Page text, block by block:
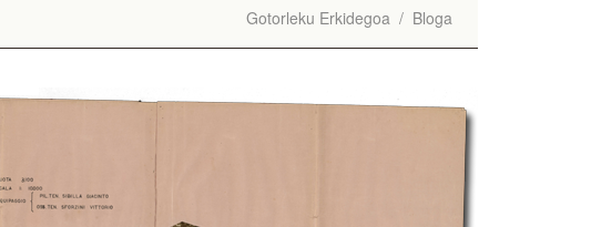
Gotorleku Erkidegoa / Bloga